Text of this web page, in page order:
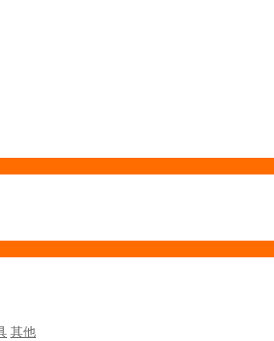
其他